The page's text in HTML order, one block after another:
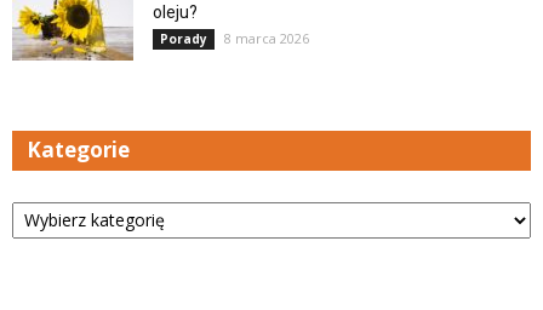
oleju?
Porady 8 marca 2026
Kategorie
Kategorie